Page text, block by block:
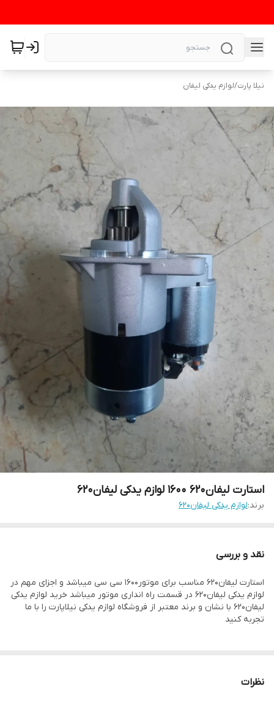
نیلا پارت/لوازم یدکی لیفان
استارت لیفان۶۲۰ ۱۶۰۰ لوازم یدکی لیفان۶۲۰
برند:لوازم یدکی لیفان۶۲۰
نقد و بررسی
استارت لیفان۶۲۰ مناسب برای موتور۱۶۰۰ سی سی میباشد و اجزای مهم در
لوازم یدکی لیفان۶۲۰ در قسمت راه انداری موتور میباشد خرید لوازم یدکی
لیفان۶۲۰ با نشان و برند معتبر از فروشگاه لوازم یدکی نیلاپارت را با ما
تجربه کنید
نظرات